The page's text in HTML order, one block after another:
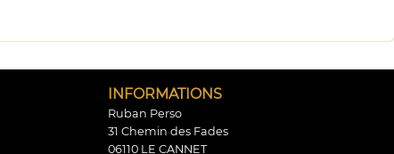
INFORMATIONS
Ruban Perso
31 Chemin des Fades
06110 LE CANNET